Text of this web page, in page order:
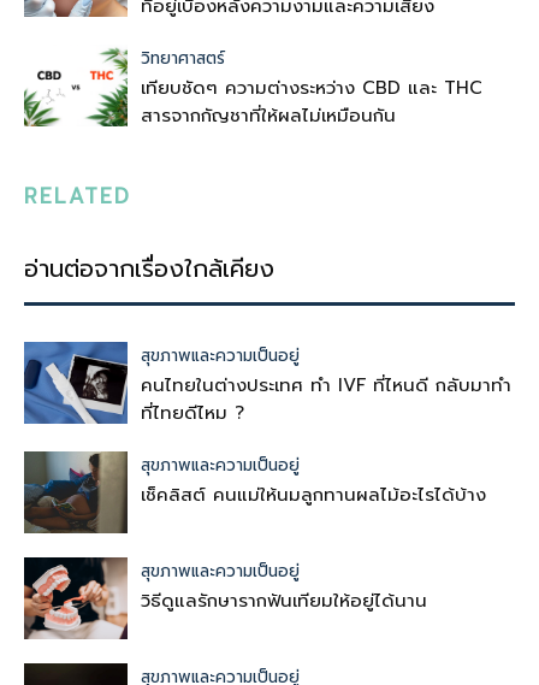
ที่อยู่เบื้องหลังความงามและความเสี่ยง
วิทยาศาสตร์
เทียบชัดๆ ความต่างระหว่าง CBD และ THC
สารจากกัญชาที่ให้ผลไม่เหมือนกัน
RELATED
อ่านต่อจากเรื่องใกล้เคียง
สุขภาพและความเป็นอยู่
คนไทยในต่างประเทศ ทำ IVF ที่ไหนดี กลับมาทำ
ที่ไทยดีไหม ?
สุขภาพและความเป็นอยู่
เช็คลิสต์ คนแม่ให้นมลูกทานผลไม้อะไรได้บ้าง
สุขภาพและความเป็นอยู่
วิธีดูแลรักษารากฟันเทียมให้อยู่ได้นาน
สุขภาพและความเป็นอยู่